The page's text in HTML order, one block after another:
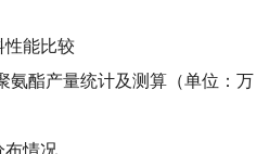
性能比较
氨酯产量统计及测算（单位：万
布情况